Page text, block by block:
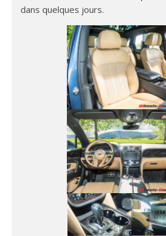
dans quelques jours.